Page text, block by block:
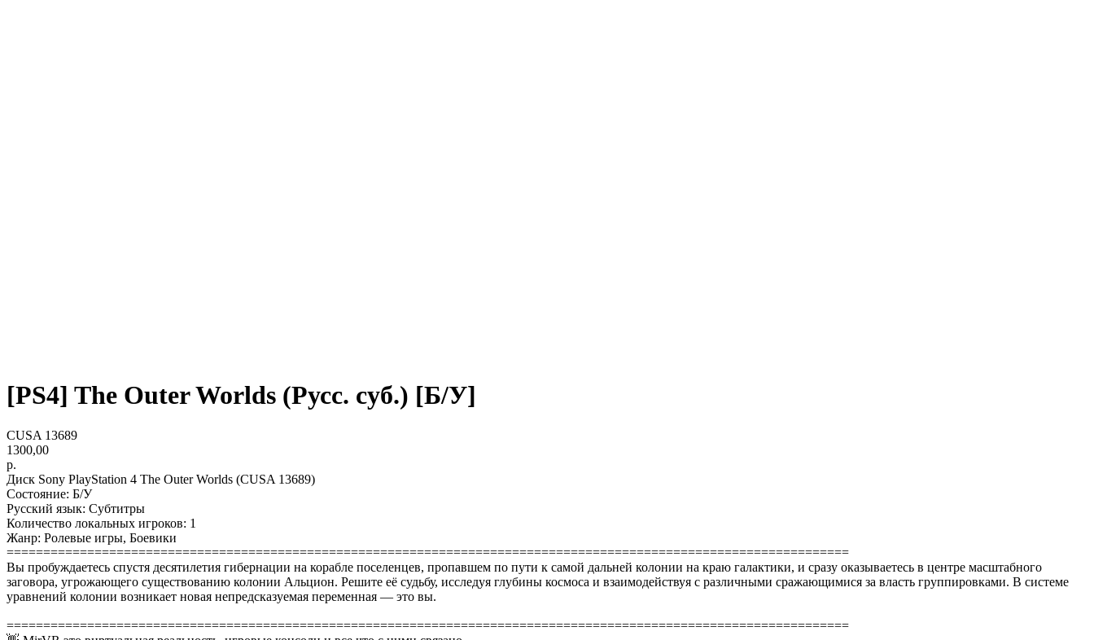
[PS4] The Outer Worlds (Русс. суб.) [Б/У]
CUSA 13689
1300,00
р.
Диск Sony PlayStation 4 The Outer Worlds (CUSA 13689)
Состояние: Б/У
Русский язык: Субтитры
Количество локальных игроков: 1
Жанр: Ролевые игры, Боевики
===================================================================================================================
Вы пробуждаетесь спустя десятилетия гибернации на корабле поселенцев, пропавшем по пути к самой дальней колонии на краю галактики, и сразу оказываетесь в центре масштабного
заговора, угрожающего существованию колонии Альцион. Решите её судьбу, исследуя глубины космоса и взаимодействуя с различными сражающимися за власть группировками. В системе
уравнений колонии возникает новая непредсказуемая переменная — это вы.
===================================================================================================================